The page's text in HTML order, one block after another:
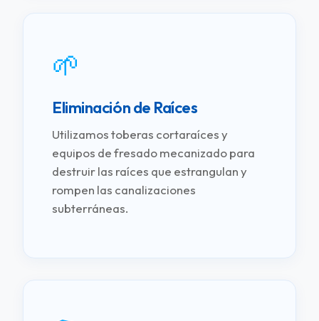
🌱
Eliminación de Raíces
Utilizamos toberas cortaraíces y
equipos de fresado mecanizado para
destruir las raíces que estrangulan y
rompen las canalizaciones
subterráneas.